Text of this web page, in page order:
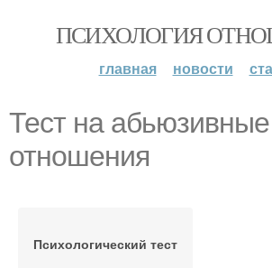
ПСИХОЛОГИЯ
главная новости
Тест на абьюзивные
отношения
Психологический тест